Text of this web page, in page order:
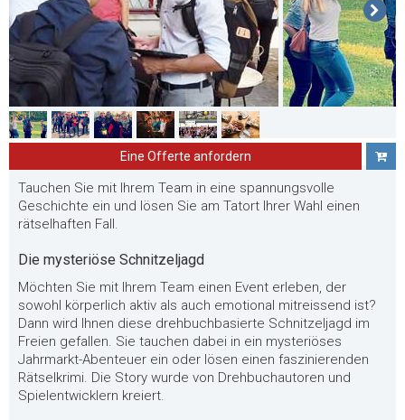
Eine Offerte anfordern
Tauchen Sie mit Ihrem Team in eine spannungsvolle
Geschichte ein und lösen Sie am Tatort Ihrer Wahl einen
rätselhaften Fall.
Die mysteriöse Schnitzeljagd
Möchten Sie mit Ihrem Team einen Event erleben, der
sowohl körperlich aktiv als auch emotional mitreissend ist?
Dann wird Ihnen diese drehbuchbasierte Schnitzeljagd im
Freien gefallen. Sie tauchen dabei in ein mysteriöses
Jahrmarkt-Abenteuer ein oder lösen einen faszinierenden
Rätselkrimi. Die Story wurde von Drehbuchautoren und
Spielentwicklern kreiert.